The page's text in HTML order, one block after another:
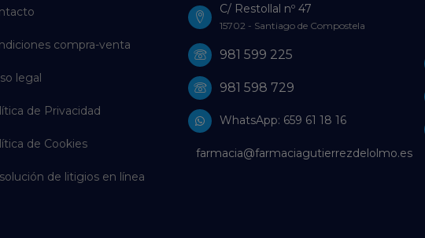
compra-venta
legal
de Privacidad
de Cookies
de litigios en línea
C/ Restollal nº 47
15702 - Santiago de Compostela
981 599 225
981 598 729
WhatsApp: 659 61 18 16
farmacia@farmaciagutierrezdelolmo.es